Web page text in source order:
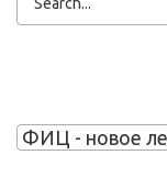
ФОРМА